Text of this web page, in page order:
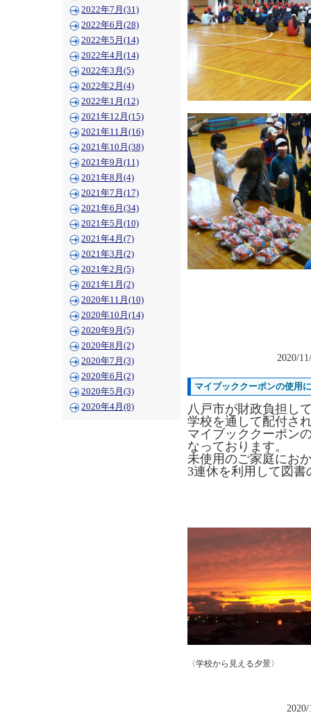
2022年7月(31)
2022年6月(28)
2022年5月(14)
2022年4月(14)
2022年3月(5)
2022年2月(4)
2022年1月(12)
2021年12月(15)
2021年11月(16)
2021年10月(38)
2021年9月(11)
2021年8月(4)
2021年7月(17)
2021年6月(34)
2021年5月(10)
2021年4月(7)
2021年3月(2)
2021年2月(5)
2021年1月(2)
2020年11月(10)
2020年10月(14)
2020年9月(5)
2020年8月(2)
2020年7月(3)
2020年6月(2)
2020年5月(3)
2020年4月(8)
2020/
マイブッククーポンの使用
八戸市が財政負担し
学校を通して配付さ
マイブッククーポン
なっております。
未使用のご家庭にお
3連休を利用して図
〈学校から見える夕景〉